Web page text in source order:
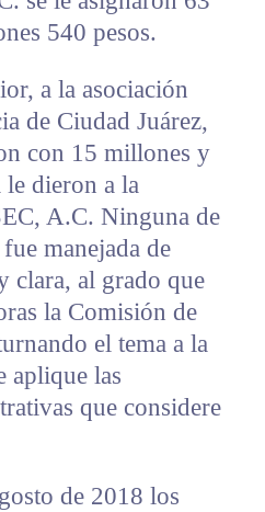
540 pesos.
a la asociación
de Ciudad Juárez,
con 15 millones y
dieron a la
A.C. Ninguna de
manejada de
clara, al grado que
la Comisión de
el tema a la
aplique las
que considere
de 2018 los